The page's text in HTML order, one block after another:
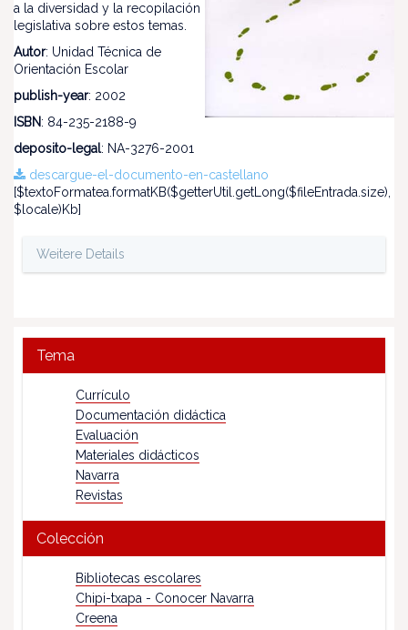
a la diversidad y la recopilación
legislativa sobre estos temas.
Autor: Unidad Técnica de
Orientación Escolar
publish-year: 2002
ISBN: 84-235-2188-9
deposito-legal: NA-3276-2001
descargue-el-documento-en-castellano
[$textoFormatea.formatKB($getterUtil.getLong($fileEntrada.size),
$locale)Kb]
Weitere Details
Tema
Currículo
Documentación didáctica
Evaluación
Materiales didácticos
Navarra
Revistas
Colección
Bibliotecas escolares
Chipi-txapa - Conocer Navarra
Creena